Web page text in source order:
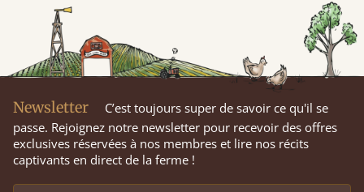
Newsletter
C’est toujours super de savoir ce qu'il se
passe. Rejoignez notre newsletter pour recevoir des offres
exclusives réservées à nos membres et lire nos récits
captivants en direct de la ferme !